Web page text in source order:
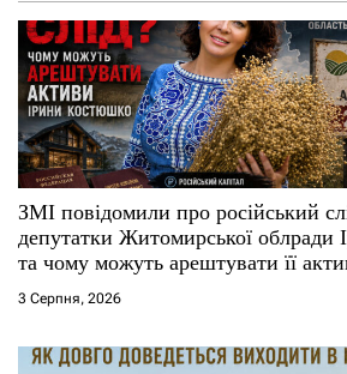
а
п
и
с
і
в
ЗМІ повідомили про російський
депутатки Житомирської
та чому можуть арештувати її
3 Серпня, 2026